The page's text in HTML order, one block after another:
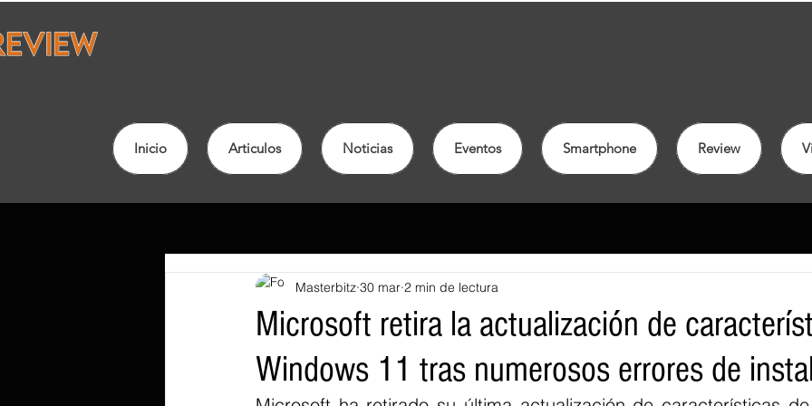
Inicio Articulos Noticias Eventos Smartphone Review
Microsoft retira la actualización de
Windows 11 tras numerosos errores de
Masterbitz 30 mar 2 min de lectura